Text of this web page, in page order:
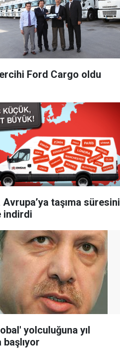
Ford Cargo oldu
Avrupa’ya taşıma süresini
indirdi
yolculuğuna yıl